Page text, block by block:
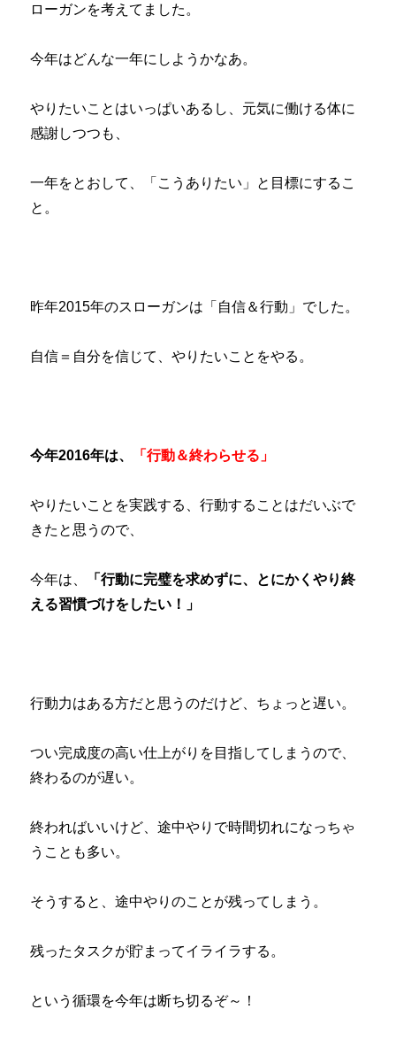
ローガンを考えてました。
今年はどんな一年にしようかなあ。
やりたいことはいっぱいあるし、元気に働ける体に
感謝しつつも、
一年をとおして、「こうありたい」と目標にするこ
と。
昨年2015年のスローガンは「自信＆行動」でした。
自信＝自分を信じて、やりたいことをやる。
今年2016年は、 「行動＆終わらせる」
やりたいことを実践する、行動することはだいぶで
きたと思うので、
今年は、
「行動に完璧を求めずに、とにかくやり終
える習慣づけをしたい！」
行動力はある方だと思うのだけど、ちょっと遅い。
つい完成度の高い仕上がりを目指してしまうので、
終わるのが遅い。
終わればいいけど、途中やりで時間切れになっちゃ
うことも多い。
そうすると、途中やりのことが残ってしまう。
残ったタスクが貯まってイライラする。
という循環を今年は断ち切るぞ～！